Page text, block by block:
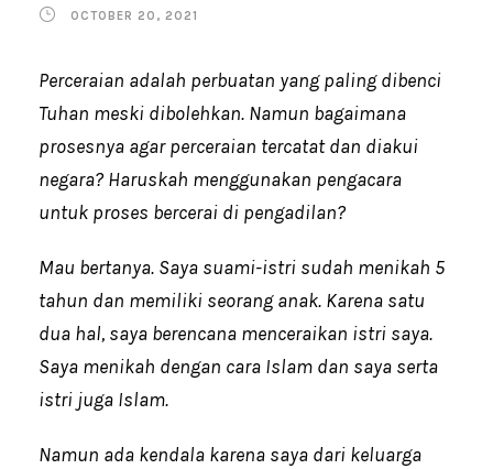
OCTOBER 20, 2021
Perceraian adalah perbuatan yang paling dibenci
Tuhan meski dibolehkan. Namun bagaimana
prosesnya agar perceraian tercatat dan diakui
negara? Haruskah menggunakan pengacara
untuk proses bercerai di pengadilan?
Mau bertanya. Saya suami-istri sudah menikah 5
tahun dan memiliki seorang anak. Karena satu
dua hal, saya berencana menceraikan istri saya.
Saya menikah dengan cara Islam dan saya serta
istri juga Islam.
Namun ada kendala karena saya dari keluarga